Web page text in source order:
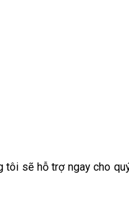
tôi sẽ hỗ trợ ngay cho